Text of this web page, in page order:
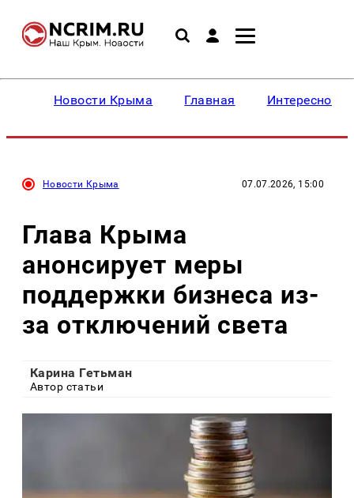
Новости Крыма Главная Интересное
Новости Крыма 07.07.2026, 15:00
Глава Крыма
анонсирует меры
поддержки бизнеса из-
за отключений света
Карина Гетьман
Автор статьи